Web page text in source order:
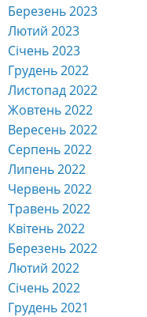
Березень 2023
Лютий 2023
Січень 2023
Грудень 2022
Листопад 2022
Жовтень 2022
Вересень 2022
Серпень 2022
Липень 2022
Червень 2022
Травень 2022
Квітень 2022
Березень 2022
Лютий 2022
Січень 2022
Грудень 2021